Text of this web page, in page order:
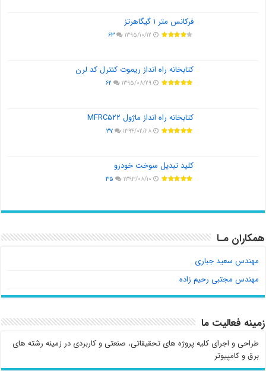
فرکانس متر ۱ گیگاهرتز
۱۳۹۵/۱۰/۱۲ ۶۳
کتابخانه راه انداز ریموت کنترل کد لرن
۱۳۹۵/۰۸/۲۹ ۶۲
کتابخانه راه انداز ماژول MFRC۵۲۲
۱۳۹۴/۰۲/۲۸ ۳۷
کلید تبدیل سوخت خودرو
۱۳۹۳/۰۸/۱۰ ۳۵
همکاران مـا
مهندس سعید جباری
مهندس مجتبی رحیم زاده
زمینه فعالیت ما
طراحی و اجرای کلیه پروژه های تحقیقاتی، صنعتی و کاربردی در زمینه رشته های
برق و کامپیوتر